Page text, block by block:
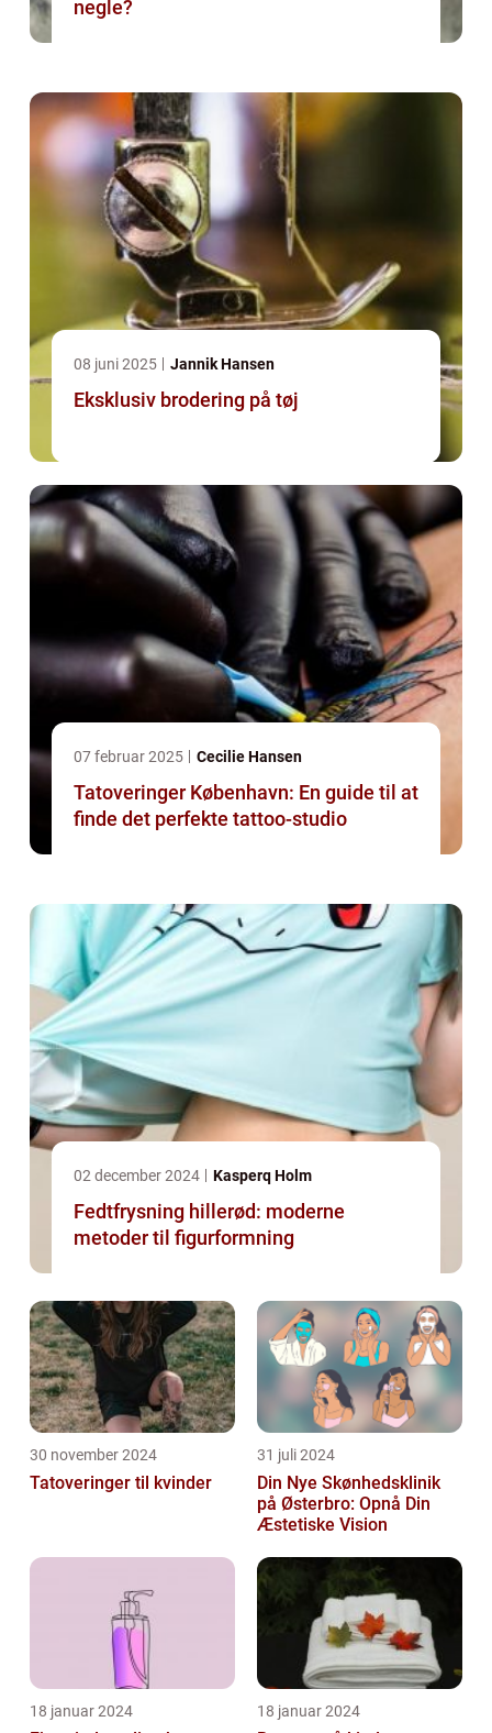
negle?
08 juni 2025 Jannik Hansen
Eksklusiv brodering på tøj
07 februar 2025 Cecilie Hansen
Tatoveringer København: En guide til at
finde det perfekte tattoo-studio
02 december 2024 Kasperq Holm
Fedtfrysning hillerød: moderne
metoder til figurformning
30 november 2024
Tatoveringer til kvinder
31 juli 2024
Din Nye Skønhedsklinik
på Østerbro: Opnå Din
Æstetiske Vision
18 januar 2024 18 januar 2024